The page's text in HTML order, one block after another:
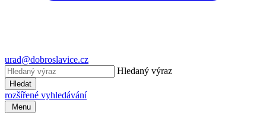
urad@dobroslavice.cz
Hledaný výraz
Hledat
rozšířené vyhledávání
Menu